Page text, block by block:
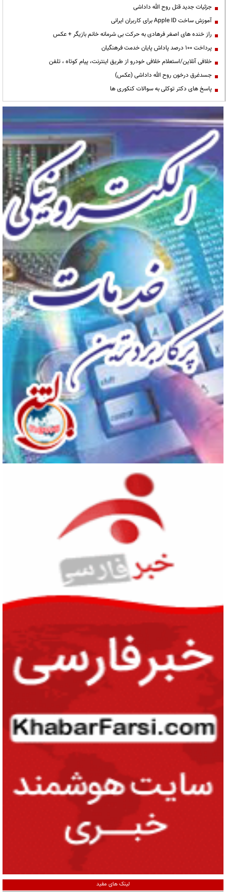
جزئیات جدید قتل روح الله داداشی
آموزش ساخت Apple ID برای کاربران ایرانی
راز خنده های اصغر فرهادی به حرکت بی شرمانه خانم بازیگر + عکس
پرداخت ۱۰۰ درصد پاداش پایان خدمت فرهنگیان
خلافی آنلاین/استعلام خلافی خودرو از طریق اینترنت، پیام کوتاه ، تلفن
جسدغرق درخون روح الله داداشی (عکس)
پاسخ های دکتر توکلی به سوالات کنکوری ها
لینک های مفید